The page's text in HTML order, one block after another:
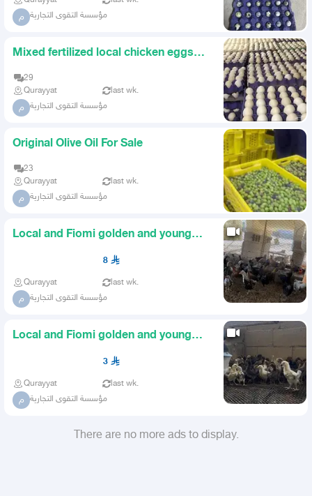
م مؤسسة التقوى التجارية
Mixed fertilized local chicken eggs
29
Qurayyat
last wk.
م مؤسسة التقوى التجارية
Original Olive Oil For Sale
23
Qurayyat
last wk.
م مؤسسة التقوى التجارية
Local and Fiomi golden and young
8
Qurayyat last wk.
م مؤسسة التقوى التجارية
Local and Fiomi golden and young
3
Qurayyat last wk.
م مؤسسة التقوى التجارية
There are no more ads to display.